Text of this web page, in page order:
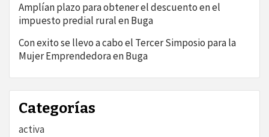
Amplían plazo para obtener el descuento en el
impuesto predial rural en Buga
Con exito se llevo a cabo el Tercer Simposio para la
Mujer Emprendedora en Buga
Categorías
activa